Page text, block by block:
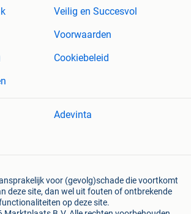
Veilig en Succesvol
Voorwaarden
Cookiebeleid
Adevinta
voor (gevolg)schade die voortkomt
deze site, dan wel uit fouten of ontbrekende
op deze site.